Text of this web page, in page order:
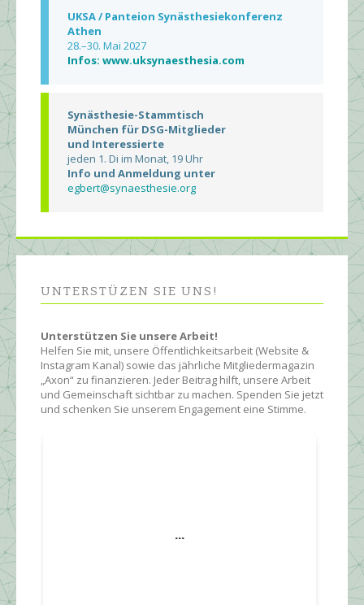
UKSA / Panteion Synästhesiekonferenz
Athen
28.–30. Mai 2027
Infos: www.uksynaesthesia.com
Synästhesie-Stammtisch
München für DSG-Mitglieder
und Interessierte
jeden 1. Di im Monat, 19 Uhr
Info und Anmeldung unter
egbert@synaesthesie.org
UNTERSTÜZEN SIE UNS!
Unterstützen Sie unsere Arbeit!
Helfen Sie mit, unsere Öffentlichkeitsarbeit (Website &
Instagram Kanal) sowie das jährliche Mitgliedermagazin
„Axon“ zu finanzieren. Jeder Beitrag hilft, unsere Arbeit
und Gemeinschaft sichtbar zu machen. Spenden Sie jetzt
und schenken Sie unserem Engagement eine Stimme.